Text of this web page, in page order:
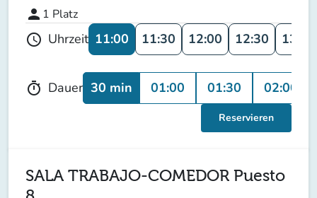
person 1 Platz
schedule Uhrzeit 11:00 11:30 12:00 12:30 13:00
timer Dauer 30 min 01:00 01:30 02:00
Reservieren
SALA TRABAJO-COMEDOR Puesto